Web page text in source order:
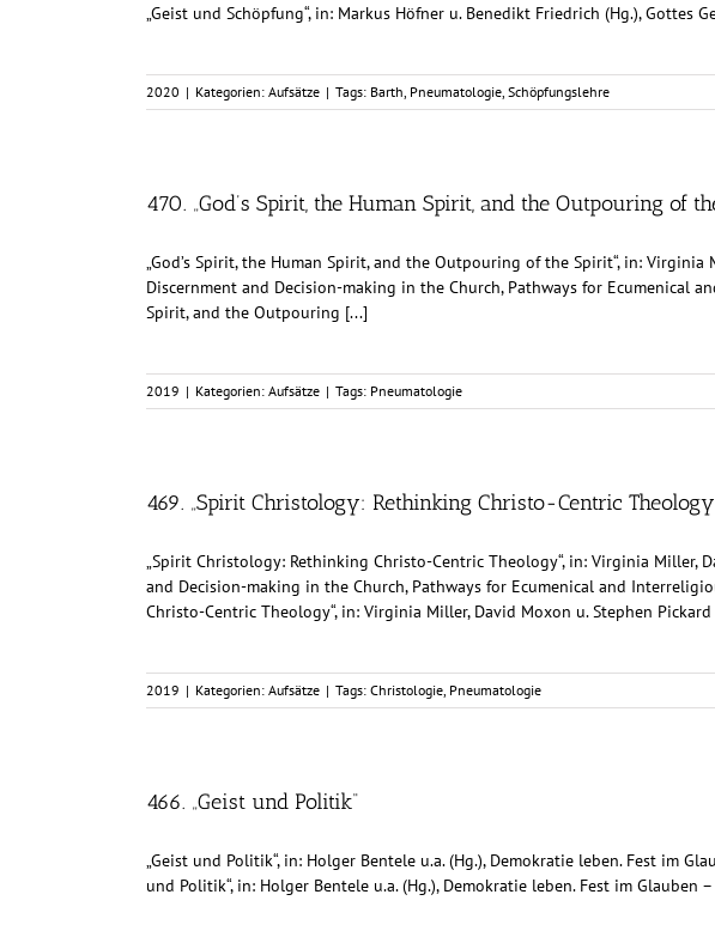
„Geist und Schöpfung“, in: Markus Höfner u. Benedikt Friedrich (Hg.), Gottes
2020 | Kategorien: Aufsätze | Tags: Barth, Pneumatologie, Schöpfungslehre
470. „God’s Spirit, the Human Spirit, and the Outpouring of
„God’s Spirit, the Human Spirit, and the Outpouring of the Spirit“, in:
Discernment and Decision-making in the Church, Pathways for Ecumenical
Spirit, and the Outpouring [...]
2019 | Kategorien: Aufsätze | Tags: Pneumatologie
469. „Spirit Christology: Rethinking Christo-Centric
„Spirit Christology: Rethinking Christo-Centric Theology“, in: Virginia Miller,
and Decision-making in the Church, Pathways for Ecumenical and
Christo-Centric Theology“, in: Virginia Miller, David Moxon u. Stephen Pickard
2019 | Kategorien: Aufsätze | Tags: Christologie, Pneumatologie
466. „Geist und Politik“
„Geist und Politik“, in: Holger Bentele u.a. (Hg.), Demokratie leben. Fest im
und Politik“, in: Holger Bentele u.a. (Hg.), Demokratie leben. Fest im